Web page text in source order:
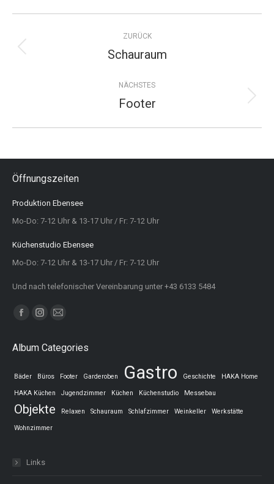
Navigation
ZURÜCK
Vorheriges
Schauraum
NÄCHSTES
Nächstes
Footer
Öffnungszeiten
Produktion Ebensee
Mo-Do: 7-12 Uhr & 13-17 Uhr / Fr: 7-12 Uhr
Küchenstudio Ebensee
Mo-Do: 7-12 Uhr & 13-17 Uhr / Fr: 7-12 Uhr
Und nach telefonischer Vereinbarung unter +43 6133 5484
Finden Sie uns auf:
Facebook
opens
Instagram
opens
E-
page
new
window
Album Categories
Bäder Büros Footer Garderoben Gastro Geschichte HAKA Home
HAKA Küchen Jugendzimmer Küchen Küchenstudio Messebau
Objekte Relaxen Schauraum Schlafzimmer Weinkeller Werkstätte
Wohnzimmer
Links